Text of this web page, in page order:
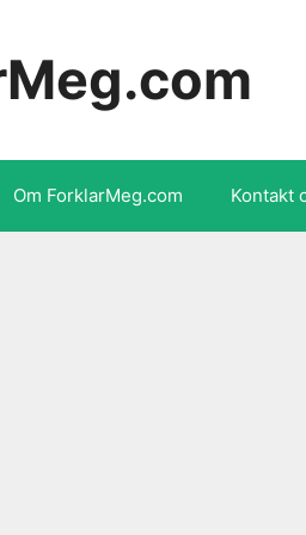
Om ForklarMeg.com Kontakt